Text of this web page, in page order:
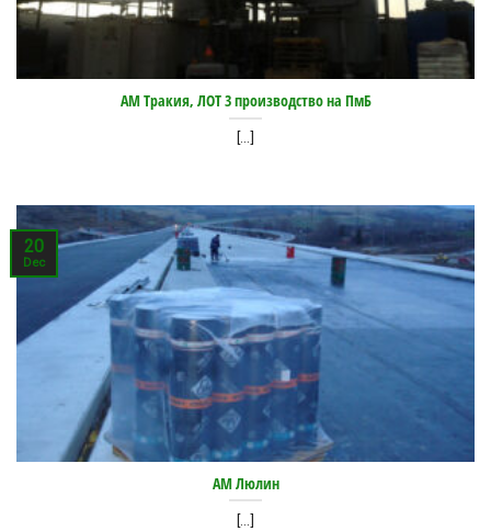
АМ Тракия, ЛОТ 3 производство на ПмБ
[...]
АМ Люлин
[...]
20
Dec